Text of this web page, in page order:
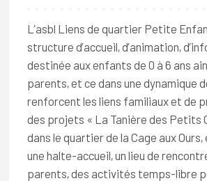
L’asbl Liens de quartier Petite
structure d’accueil, d’animation,
destinée aux enfants de 0 à 6 ans
parents, et ce dans une dynamique
renforcent les liens familiaux et de
des projets « La Tanière des Petits
dans le quartier de la Cage aux
une halte-accueil, un lieu de
parents, des activités temps-libre